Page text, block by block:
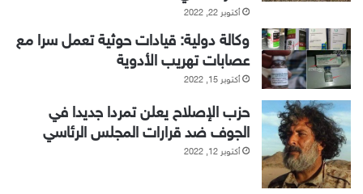
أكتوبر 22, 2022
وكالة دولية: قيادات حوثية تعمل سرا مع
عصابات تهريب الأدوية
أكتوبر 15, 2022
حزب الإصلاح يعلن تمردا جديدا في
الجوف ضد قرارات المجلس الرئاسي
أكتوبر 12, 2022